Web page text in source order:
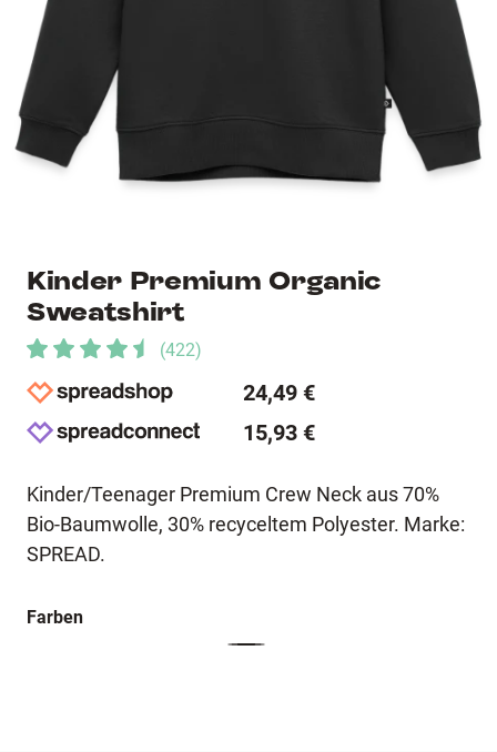
Kinder Premium Organic
Sweatshirt
(422)
24,49 €
15,93 €
Kinder/Teenager Premium Crew Neck aus 70%
Bio-Baumwolle, 30% recyceltem Polyester. Marke:
SPREAD.
Farben